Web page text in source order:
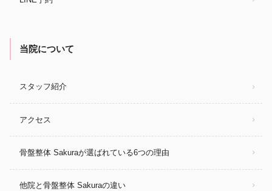
当院について
スタッフ紹介
アクセス
骨盤整体 Sakuraが選ばれている6つの理由
他院と骨盤整体 Sakuraの違い